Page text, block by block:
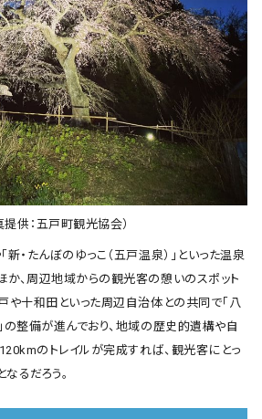
供：五戸町観光協会）
新・たんぼのゆっこ（五戸温泉）」といった温泉
か、周辺地域からの観光客の憩いのスポット
や十和田といった周辺自治体との共同で「八
の整備が進んでおり、地域の歴史的遺構や自
のトレイルが完成すれば、観光客にとっ
るだろう。